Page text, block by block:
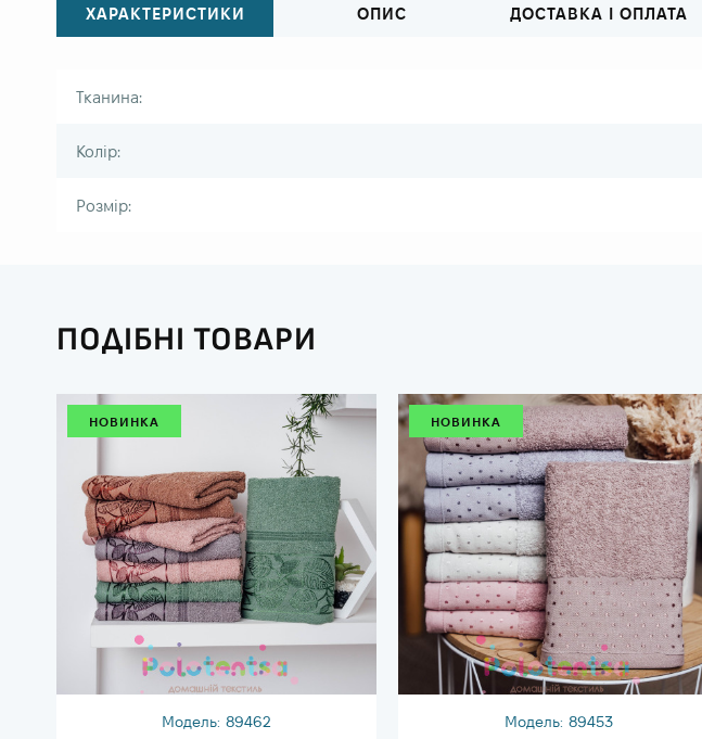
ХАРАКТЕРИСТИКИ ОПИС ДОСТАВКА І ОПЛАТА
Тканина:
Колір:
Розмір:
ПОДІБНІ ТОВАРИ
НОВИНКА
Модель: 89462
НОВИНКА
Модель: 89453